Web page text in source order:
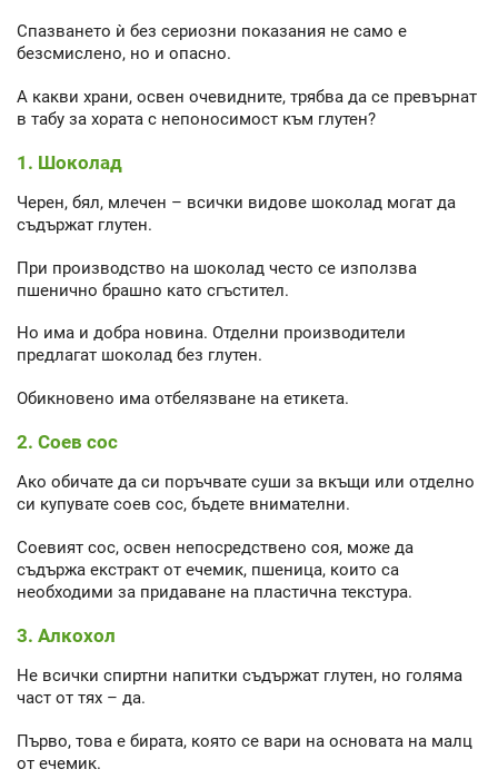
Спазването ѝ без сериозни показания не само е
безсмислено, но и опасно.
А какви храни, освен очевидните, трябва да се превърнат
в табу за хората с непоносимост към глутен?
1. Шоколад
Черен, бял, млечен – всички видове шоколад могат да
съдържат глутен.
При производство на шоколад често се използва
пшенично брашно като сгъстител.
Но има и добра новина. Отделни производители
предлагат шоколад без глутен.
Обикновено има отбелязване на етикета.
2. Соев сос
Ако обичате да си поръчвате суши за вкъщи или отделно
си купувате соев сос, бъдете внимателни.
Соевият сос, освен непосредствено соя, може да
съдържа екстракт от ечемик, пшеница, които са
необходими за придаване на пластична текстура.
3. Алкохол
Не всички спиртни напитки съдържат глутен, но голяма
част от тях – да.
Първо, това е бирата, която се вари на основата на малц
от ечемик.